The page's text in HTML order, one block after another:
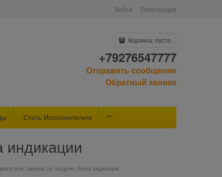
Войти Регистрация
Корзина: пусто
+79276547777
Отправить сообщение
Обратный звонок
Стать Исполнителем
индикации
замена эл. модуля, блока индикации